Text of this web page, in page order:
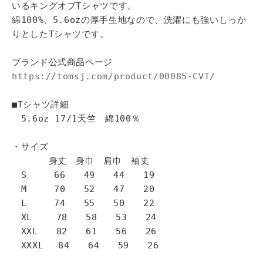
いるキングオブTシャツです。
綿100%、5.6ozの厚手生地なので、洗濯にも強いしっか
りとしたTシャツです。
ブランド公式商品ページ
https://tomsj.com/product/00085-CVT/
■Tシャツ詳細
5.6oz 17/1天竺 綿100％
・サイズ
身丈 身巾 肩巾 袖丈
S 66 49 44 19
M 70 52 47 20
L 74 55 50 22
XL 78 58 53 24
XXL 82 61 56 26
XXXL 84 64 59 26